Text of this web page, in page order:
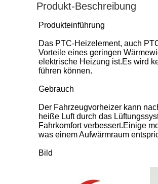
Produkt-Beschreibung
Produkteinführung
Das PTC-Heizelement, auch
Vorteile eines geringen
elektrische Heizung ist.Es wird
führen können.
Gebrauch
Der Fahrzeugvorheizer kann
heiße Luft durch das
Fahrkomfort verbessert.Einige
was einem Aufwärmraum
Bild